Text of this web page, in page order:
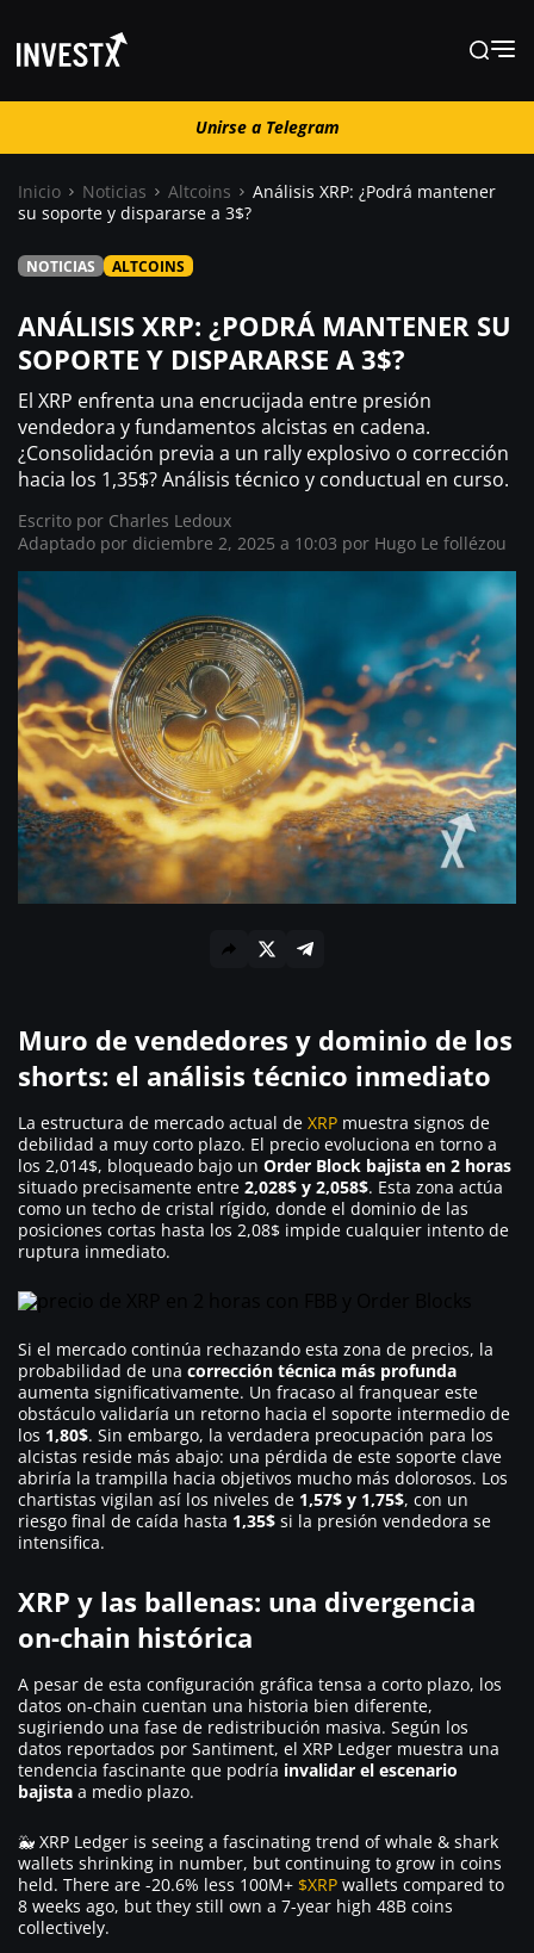
Unirse a Telegram
Guías
Trading
¿ Dónde comprar ?
Unirse a Telegram
Inicio Noticias Altcoins
Análisis XRP: ¿Podrá mantener
su soporte y dispararse a 3$?
NOTICIAS ALTCOINS
ANÁLISIS XRP: ¿PODRÁ MANTENER SU
SOPORTE Y DISPARARSE A 3$?
El XRP enfrenta una encrucijada entre presión
vendedora y fundamentos alcistas en cadena.
¿Consolidación previa a un rally explosivo o corrección
hacia los 1,35$? Análisis técnico y conductual en curso.
Escrito por Charles Ledoux
Adaptado por diciembre 2, 2025 a 10:03 por Hugo Le follézou
Muro de vendedores y dominio de los
shorts: el análisis técnico inmediato
La estructura de mercado actual de XRP muestra signos de
debilidad a muy corto plazo. El precio evoluciona en torno a
los 2,014$, bloqueado bajo un Order Block bajista en 2 horas
situado precisamente entre 2,028$ y 2,058$. Esta zona actúa
como un techo de cristal rígido, donde el dominio de las
posiciones cortas hasta los 2,08$ impide cualquier intento de
ruptura inmediato.
Si el mercado continúa rechazando esta zona de precios, la
probabilidad de una corrección técnica más profunda
aumenta significativamente. Un fracaso al franquear este
obstáculo validaría un retorno hacia el soporte intermedio de
los 1,80$. Sin embargo, la verdadera preocupación para los
alcistas reside más abajo: una pérdida de este soporte clave
abriría la trampilla hacia objetivos mucho más dolorosos. Los
chartistas vigilan así los niveles de 1,57$ y 1,75$, con un
riesgo final de caída hasta 1,35$ si la presión vendedora se
intensifica.
XRP y las ballenas: una divergencia
on-chain histórica
A pesar de esta configuración gráfica tensa a corto plazo, los
datos on-chain cuentan una historia bien diferente,
sugiriendo una fase de redistribución masiva. Según los
datos reportados por Santiment, el XRP Ledger muestra una
tendencia fascinante que podría invalidar el escenario
bajista a medio plazo.
🐳 XRP Ledger is seeing a fascinating trend of whale & shark
wallets shrinking in number, but continuing to grow in coins
held. There are -20.6% less 100M+ $XRP wallets compared to
8 weeks ago, but they still own a 7-year high 48B coins
collectively.